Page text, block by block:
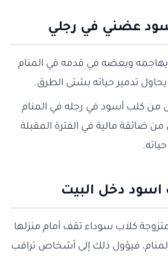
عضني في رجلي
ويعضه في قدمه في المنام
تدمير حياته بشتى الطرق.
من كلب أسود في رجله في المنام
من ضائقة مالية في الفترة المقبلة
اسود دخل البيت
كلاب سوداء تقف أمام منزلها
فيؤول ذلك إلى أشخاص تراقب